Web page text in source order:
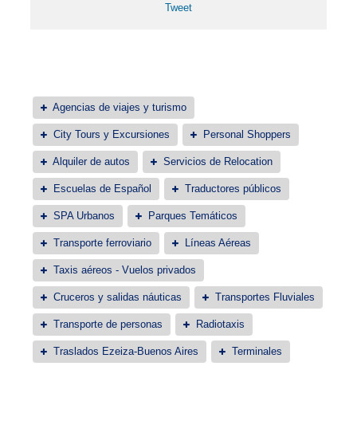
Tweet
Agencias de viajes y turismo
City Tours y Excursiones Personal Shoppers
Alquiler de autos Servicios de Relocation
Escuelas de Español Traductores públicos
SPA Urbanos Parques Temáticos
Transporte ferroviario Líneas Aéreas
Taxis aéreos - Vuelos privados
Cruceros y salidas náuticas Transportes Fluviales
Transporte de personas Radiotaxis
Traslados Ezeiza-Buenos Aires Terminales